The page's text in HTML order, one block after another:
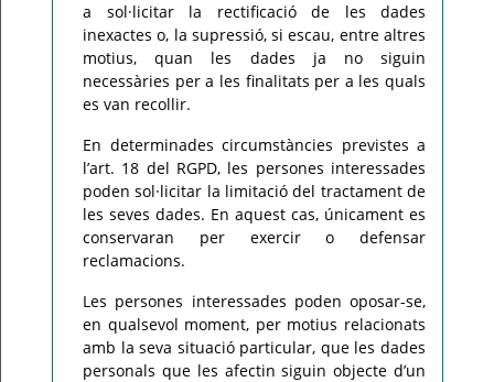
a sol·licitar la rectificació de les dades
inexactes o, la supressió, si escau, entre altres
motius, quan les dades ja no siguin
necessàries per a les finalitats per a les quals
es van recollir.
En determinades circumstàncies previstes a
l’art. 18 del RGPD, les persones interessades
poden sol·licitar la limitació del tractament de
les seves dades. En aquest cas, únicament es
conservaran per exercir o defensar
reclamacions.
Les persones interessades poden oposar-se,
en qualsevol moment, per motius relacionats
amb la seva situació particular, que les dades
personals que les afectin siguin objecte d’un